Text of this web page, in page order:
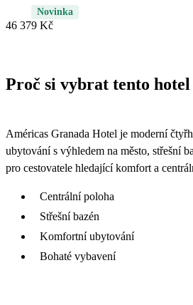
Novinka
46 379 Kč
Proč si vybrat tento hotel
Américas Granada Hotel je moderní
ubytování s výhledem na město, střešní
pro cestovatele hledající komfort a
Centrální poloha
Střešní bazén
Komfortní ubytování
Bohaté vybavení